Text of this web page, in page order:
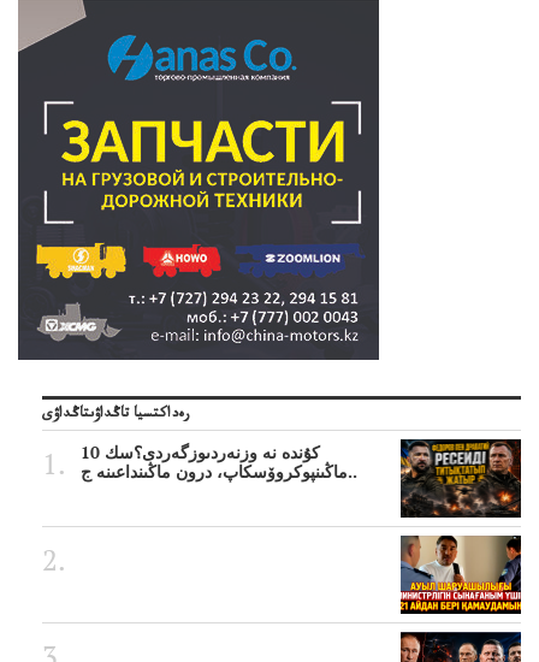
رەداكتسيا تاڭداۋىتاڭداۋى
10 كۇندە نە وزنەردىوزگەردى؟سك
ماڭىنپوكروۆسكاپ، درون ماڭىنداعىنە ج..